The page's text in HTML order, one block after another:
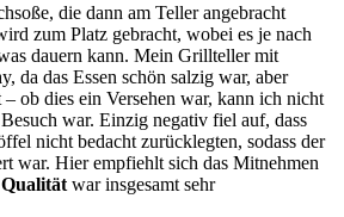
die dann am Teller angebracht
zum Platz gebracht, wobei es je nach
dauern kann. Mein Grillteller mit
da das Essen schön salzig war, aber
ob dies ein Versehen war, kann ich nicht
war. Einzig negativ fiel auf, dass
nicht bedacht zurücklegten, sodass der
war. Hier empfiehlt sich das Mitnehmen
Qualität war insgesamt sehr